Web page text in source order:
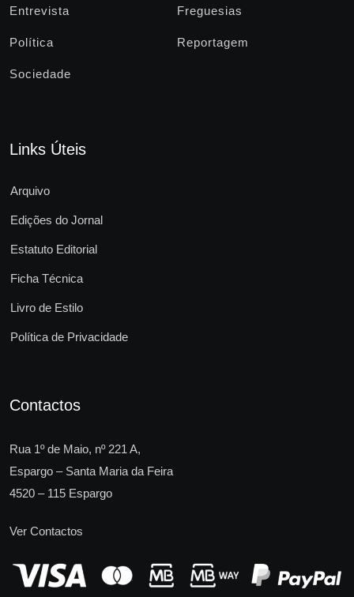
Entrevista Freguesias
Política Reportagem
Sociedade
Links Úteis
Arquivo
Edições do Jornal
Estatuto Editorial
Ficha Técnica
Livro de Estilo
Política de Privacidade
Contactos
Rua 1º de Maio, nº 221 A,
Espargo – Santa Maria da Feira
4520 – 115 Espargo
Ver Contactos